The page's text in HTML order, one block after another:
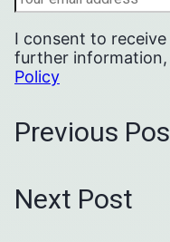
I consent to
further information,
Policy
Previous
Next Post